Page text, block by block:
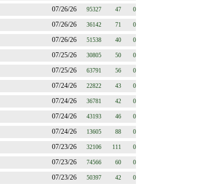
07/26/26 95327 47 0
07/26/26 36142 71 0
07/26/26 51538 40 0
07/25/26 30805 50 0
07/25/26 63791 56 0
07/24/26 22822 43 0
07/24/26 36781 42 0
07/24/26 43193 46 0
07/24/26 13605 88 0
07/23/26 32106 111 0
07/23/26 74566 60 0
07/23/26 50397 42 0